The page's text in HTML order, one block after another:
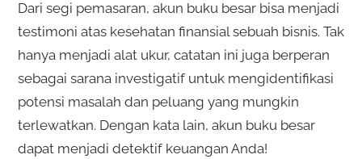
Dari segi pemasaran, akun buku besar bisa menjadi
testimoni atas kesehatan finansial sebuah bisnis. Tak
hanya menjadi alat ukur, catatan ini juga berperan
sebagai sarana investigatif untuk mengidentifikasi
potensi masalah dan peluang yang mungkin
terlewatkan. Dengan kata lain, akun buku besar
dapat menjadi detektif keuangan Anda!